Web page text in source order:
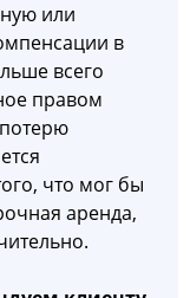
или
в
всего
правом
что мог бы
аренда,